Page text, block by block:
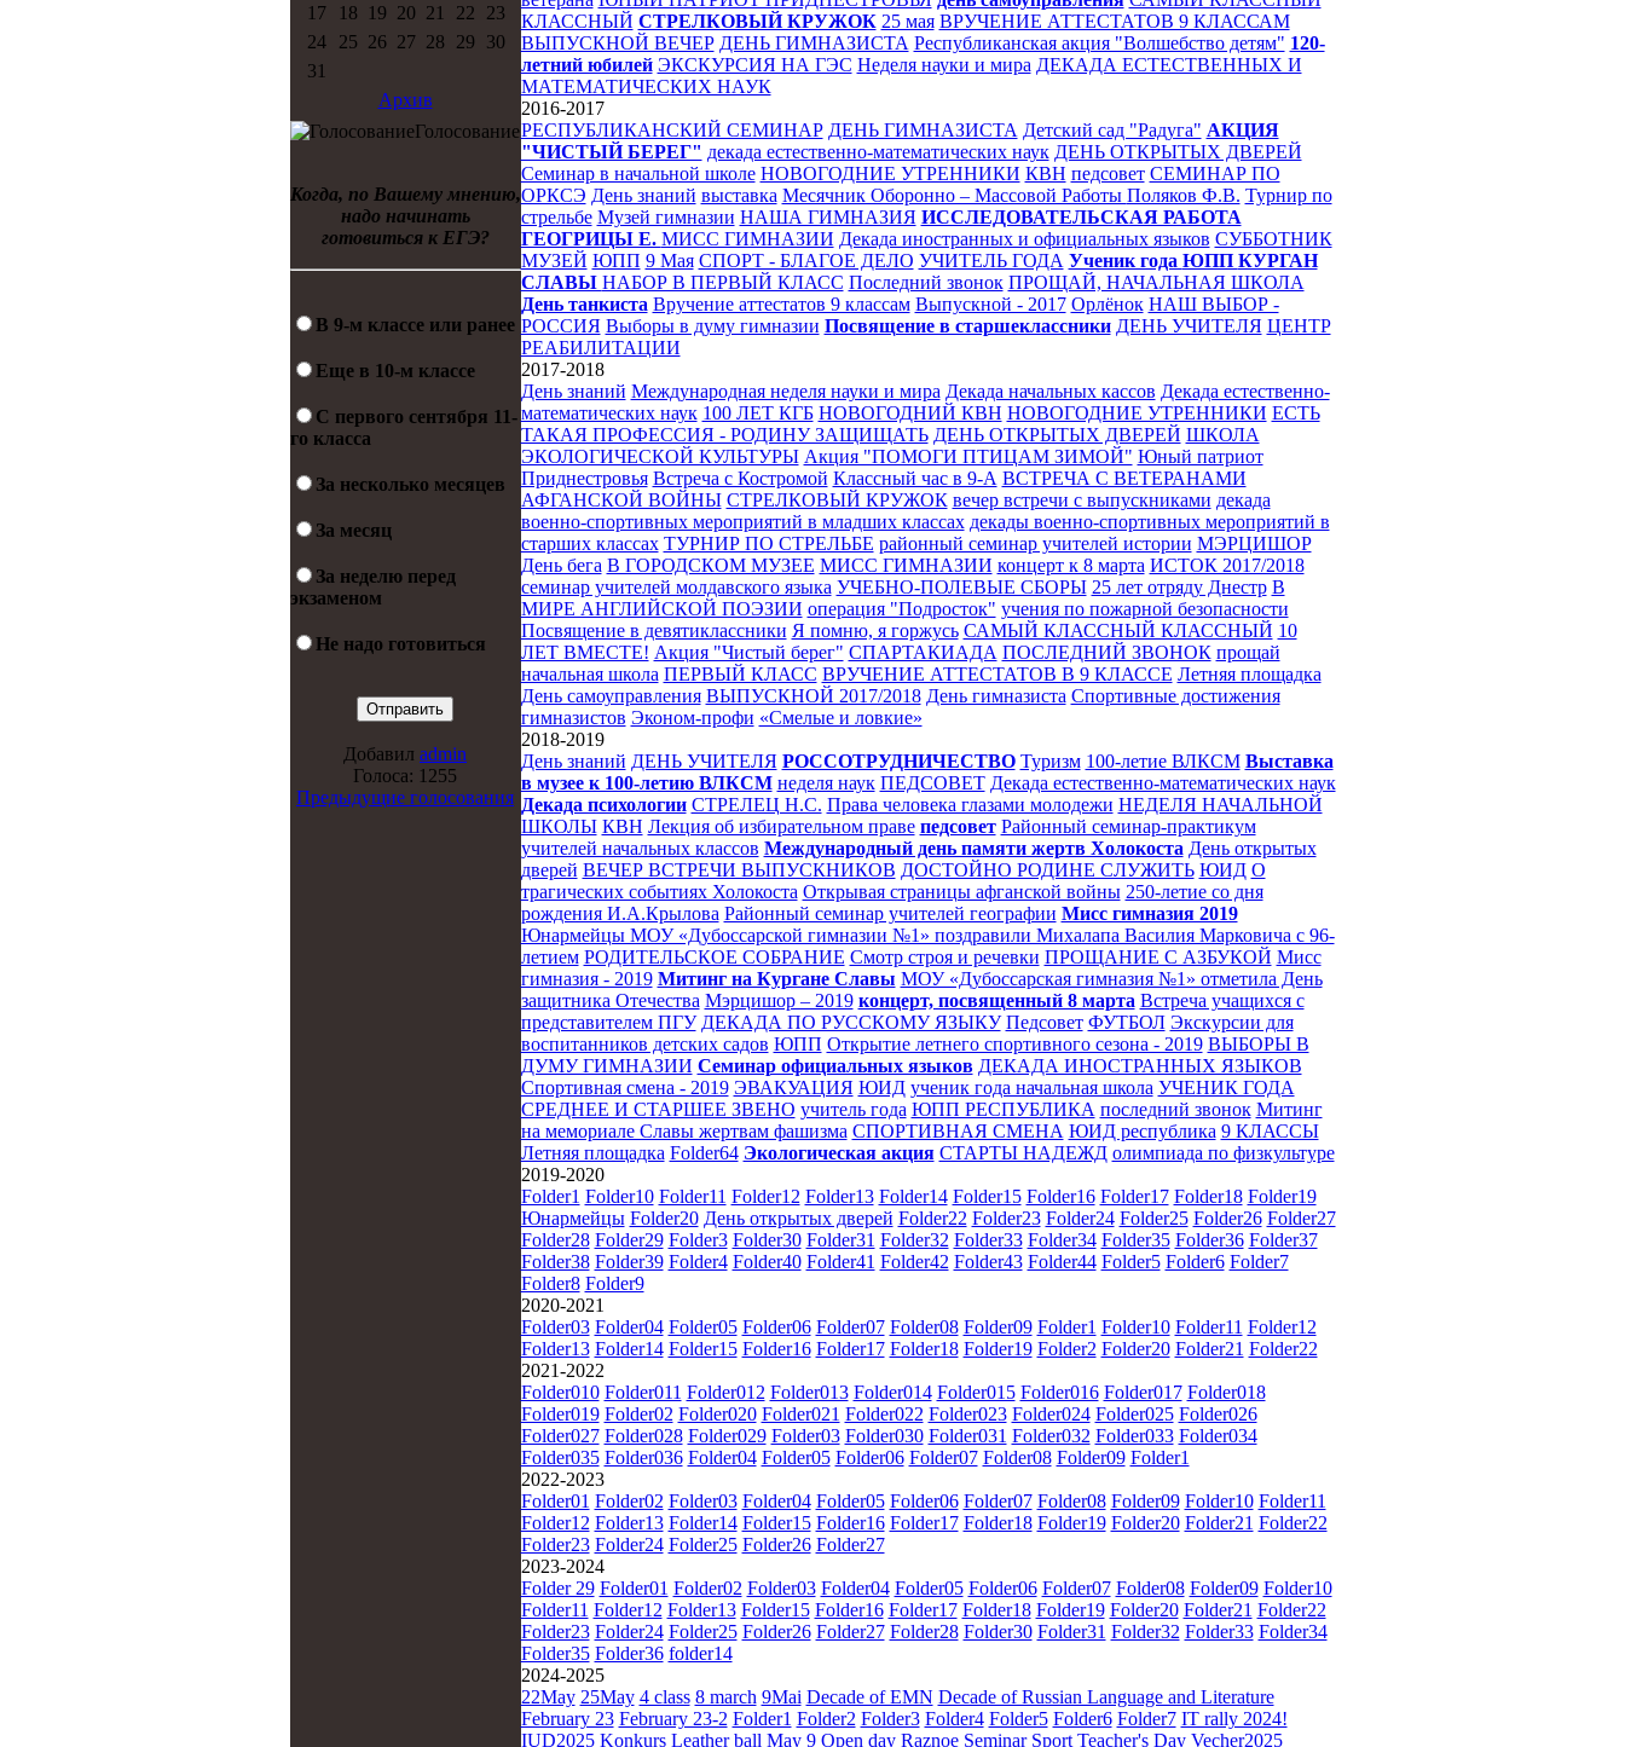
17
18 19 20 21 22
23
24
25 26 27 28 29
30
31
Архив
Голосование
Когда, по Вашему мнению,
надо начинать
готовиться к ЕГЭ?
В 9-м классе или ранее
Еще в 10-м классе
С первого сентября 11-
го класса
За несколько месяцев
За месяц
За неделю перед
экзаменом
Не надо готовиться
Добавил admin
Голоса: 1255
Предыдущие голосования
КЛАССНЫЙ СТРЕЛКОВЫЙ КРУЖОК 25 мая ВРУЧЕНИЕ АТТЕСТАТОВ 9 КЛАССАМ
ВЫПУСКНОЙ ВЕЧЕР ДЕНЬ ГИМНАЗИСТА Республиканская акция "Волшебство детям" 120-
летний юбилей ЭКСКУРСИЯ НА ГЭС Неделя науки и мира ДЕКАДА ЕСТЕСТВЕННЫХ И
МАТЕМАТИЧЕСКИХ НАУК
2016-2017
РЕСПУБЛИКАНСКИЙ СЕМИНАР ДЕНЬ ГИМНАЗИСТА Детский сад "Радуга" АКЦИЯ
"ЧИСТЫЙ БЕРЕГ" декада естественно-математических наук ДЕНЬ ОТКРЫТЫХ ДВЕРЕЙ
Семинар в начальной школе НОВОГОДНИЕ УТРЕННИКИ КВН педсовет СЕМИНАР ПО
ОРКСЭ День знаний выставка Месячник Оборонно – Массовой Работы Поляков Ф.В. Турнир по
стрельбе Музей гимназии НАША ГИМНАЗИЯ ИССЛЕДОВАТЕЛЬСКАЯ РАБОТА
ГЕОГРИЦЫ Е. МИСС ГИМНАЗИИ Декада иностранных и официальных языков СУББОТНИК
МУЗЕЙ ЮПП 9 Мая СПОРТ - БЛАГОЕ ДЕЛО УЧИТЕЛЬ ГОДА Ученик года ЮПП КУРГАН
СЛАВЫ НАБОР В ПЕРВЫЙ КЛАСС Последний звонок ПРОЩАЙ, НАЧАЛЬНАЯ ШКОЛА
День танкиста Вручение аттестатов 9 классам Выпускной - 2017 Орлёнок НАШ ВЫБОР -
РОССИЯ Выборы в думу гимназии Посвящение в старшеклассники ДЕНЬ УЧИТЕЛЯ ЦЕНТР
РЕАБИЛИТАЦИИ
2017-2018
День знаний Международная неделя науки и мира Декада начальных кассов Декада естественно-
математических наук 100 ЛЕТ КГБ НОВОГОДНИЙ КВН НОВОГОДНИЕ УТРЕННИКИ ЕСТЬ
ТАКАЯ ПРОФЕССИЯ - РОДИНУ ЗАЩИЩАТЬ ДЕНЬ ОТКРЫТЫХ ДВЕРЕЙ ШКОЛА
ЭКОЛОГИЧЕСКОЙ КУЛЬТУРЫ Акция "ПОМОГИ ПТИЦАМ ЗИМОЙ" Юный патриот
Приднестровья Встреча с Костромой Классный час в 9-А ВСТРЕЧА С ВЕТЕРАНАМИ
АФГАНСКОЙ ВОЙНЫ СТРЕЛКОВЫЙ КРУЖОК вечер встречи с выпускниками декада
военно-спортивных мероприятий в младших классах декады военно-спортивных мероприятий в
старших классах ТУРНИР ПО СТРЕЛЬБЕ районный семинар учителей истории МЭРЦИШОР
День бега В ГОРОДСКОМ МУЗЕЕ МИСС ГИМНАЗИИ концерт к 8 марта ИСТОК 2017/2018
семинар учителей молдавского языка УЧЕБНО-ПОЛЕВЫЕ СБОРЫ 25 лет отряду Днестр В
МИРЕ АНГЛИЙСКОЙ ПОЭЗИИ операция "Подросток" учения по пожарной безопасности
Посвящение в девятиклассники Я помню, я горжусь САМЫЙ КЛАССНЫЙ КЛАССНЫЙ 10
ЛЕТ ВМЕСТЕ! Акция "Чистый берег" СПАРТАКИАДА ПОСЛЕДНИЙ ЗВОНОК прощай
начальная школа ПЕРВЫЙ КЛАСС ВРУЧЕНИЕ АТТЕСТАТОВ В 9 КЛАССЕ Летняя площадка
День самоуправления ВЫПУСКНОЙ 2017/2018 День гимназиста Спортивные достижения
гимназистов Эконом-профи «Смелые и ловкие»
2018-2019
День знаний ДЕНЬ УЧИТЕЛЯ РОССОТРУДНИЧЕСТВО Туризм 100-летие ВЛКСМ Выставка
в музее к 100-летию ВЛКСМ неделя наук ПЕДСОВЕТ Декада естественно-математических наук
Декада психологии СТРЕЛЕЦ Н.С. Права человека глазами молодежи НЕДЕЛЯ НАЧАЛЬНОЙ
ШКОЛЫ КВН Лекция об избирательном праве педсовет Районный семинар-практикум
учителей начальных классов Международный день памяти жертв Холокоста День открытых
дверей ВЕЧЕР ВСТРЕЧИ ВЫПУСКНИКОВ ДОСТОЙНО РОДИНЕ СЛУЖИТЬ ЮИД О
трагических событиях Холокоста Открывая страницы афганской войны 250-летие со дня
рождения И.А.Крылова Районный семинар учителей географии Мисс гимназия 2019
Юнармейцы МОУ «Дубоссарской гимназии №1» поздравили Михалапа Василия Марковича с 96-
летием РОДИТЕЛЬСКОЕ СОБРАНИЕ Смотр строя и речевки ПРОЩАНИЕ С АЗБУКОЙ Мисс
гимназия - 2019 Митинг на Кургане Славы МОУ «Дубоссарская гимназия №1» отметила День
защитника Отечества Мэрцишор – 2019 концерт, посвященный 8 марта Встреча учащихся с
представителем ПГУ ДЕКАДА ПО РУССКОМУ ЯЗЫКУ Педсовет ФУТБОЛ Экскурсии для
воспитанников детских садов ЮПП Открытие летнего спортивного сезона - 2019 ВЫБОРЫ В
ДУМУ ГИМНАЗИИ Семинар официальных языков ДЕКАДА ИНОСТРАННЫХ ЯЗЫКОВ
Спортивная смена - 2019 ЭВАКУАЦИЯ ЮИД ученик года начальная школа УЧЕНИК ГОДА
СРЕДНЕЕ И СТАРШЕЕ ЗВЕНО учитель года ЮПП РЕСПУБЛИКА последний звонок Митинг
на мемориале Славы жертвам фашизма СПОРТИВНАЯ СМЕНА ЮИД республика 9 КЛАССЫ
Летняя площадка Folder64 Экологическая акция СТАРТЫ НАДЕЖД олимпиада по физкультуре
2019-2020
Folder1 Folder10 Folder11 Folder12 Folder13 Folder14 Folder15 Folder16 Folder17 Folder18 Folder19
Юнармейцы Folder20 День открытых дверей Folder22 Folder23 Folder24 Folder25 Folder26 Folder27
Folder28 Folder29 Folder3 Folder30 Folder31 Folder32 Folder33 Folder34 Folder35 Folder36 Folder37
Folder38 Folder39 Folder4 Folder40 Folder41 Folder42 Folder43 Folder44 Folder5 Folder6 Folder7
Folder8 Folder9
2020-2021
Folder03 Folder04 Folder05 Folder06 Folder07 Folder08 Folder09 Folder1 Folder10 Folder11 Folder12
Folder13 Folder14 Folder15 Folder16 Folder17 Folder18 Folder19 Folder2 Folder20 Folder21 Folder22
2021-2022
Folder010 Folder011 Folder012 Folder013 Folder014 Folder015 Folder016 Folder017 Folder018
Folder019 Folder02 Folder020 Folder021 Folder022 Folder023 Folder024 Folder025 Folder026
Folder027 Folder028 Folder029 Folder03 Folder030 Folder031 Folder032 Folder033 Folder034
Folder035 Folder036 Folder04 Folder05 Folder06 Folder07 Folder08 Folder09 Folder1
2022-2023
Folder01 Folder02 Folder03 Folder04 Folder05 Folder06 Folder07 Folder08 Folder09 Folder10 Folder11
Folder12 Folder13 Folder14 Folder15 Folder16 Folder17 Folder18 Folder19 Folder20 Folder21 Folder22
Folder23 Folder24 Folder25 Folder26 Folder27
2023-2024
Folder 29 Folder01 Folder02 Folder03 Folder04 Folder05 Folder06 Folder07 Folder08 Folder09 Folder10
Folder11 Folder12 Folder13 Folder15 Folder16 Folder17 Folder18 Folder19 Folder20 Folder21 Folder22
Folder23 Folder24 Folder25 Folder26 Folder27 Folder28 Folder30 Folder31 Folder32 Folder33 Folder34
Folder35 Folder36 folder14
2024-2025
22May 25May 4 class 8 march 9Mai Decade of EMN Decade of Russian Language and Literature
February 23 February 23-2 Folder1 Folder2 Folder3 Folder4 Folder5 Folder6 Folder7 IT rally 2024!
IUD2025 Konkurs Leather ball May 9 Open day Raznoe Seminar Sport Teacher's Day Vecher2025